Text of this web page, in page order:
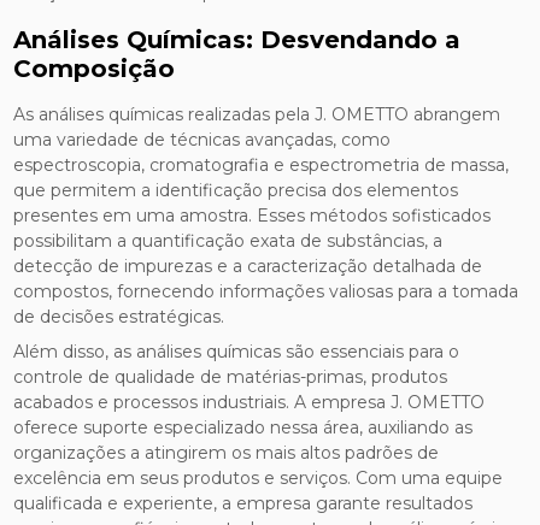
Análises Químicas: Desvendando a
Composição
As análises químicas realizadas pela J. OMETTO abrangem
uma variedade de técnicas avançadas, como
espectroscopia, cromatografia e espectrometria de massa,
que permitem a identificação precisa dos elementos
presentes em uma amostra. Esses métodos sofisticados
possibilitam a quantificação exata de substâncias, a
detecção de impurezas e a caracterização detalhada de
compostos, fornecendo informações valiosas para a tomada
de decisões estratégicas.
Além disso, as análises químicas são essenciais para o
controle de qualidade de matérias-primas, produtos
acabados e processos industriais. A empresa J. OMETTO
oferece suporte especializado nessa área, auxiliando as
organizações a atingirem os mais altos padrões de
excelência em seus produtos e serviços. Com uma equipe
qualificada e experiente, a empresa garante resultados